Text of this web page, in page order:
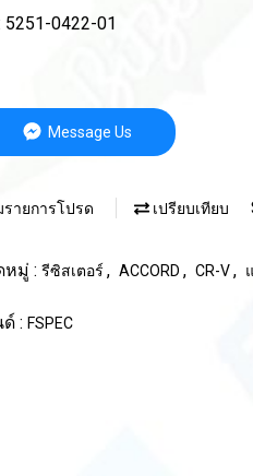
5251-0422-01
Message Us
รายการโปรด เปรียบเทียบ
มู่ : รีซิสเตอร์ , ACCORD , CR-V,
: FSPEC